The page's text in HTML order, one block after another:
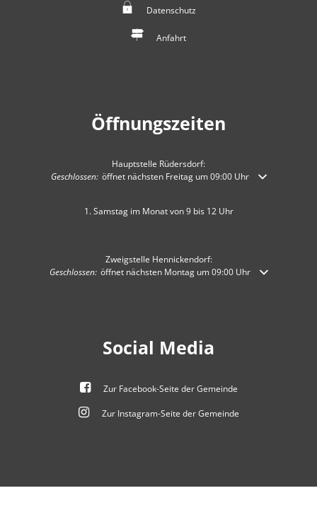
Datenschutz
Anfahrt
Öffnungszeiten
Hauptstelle Rüdersdorf:
Klicken, um weitere Öffnungs- oder Schließzeiten auszublenden
Geschlossen: öffnet nächsten Freitag um 09:00 Uhr
1. Samstag im Monat von 9 bis 12 Uhr
Zweigstelle Hennickendorf:
Klicken, um weitere Öffnungs- oder Schließzeiten auszublenden
Geschlossen: öffnet nächsten Montag um 09:00 Uhr
Social Media
Zur Facebook-Seite der Gemeinde
Zur Instagram-Seite der Gemeinde